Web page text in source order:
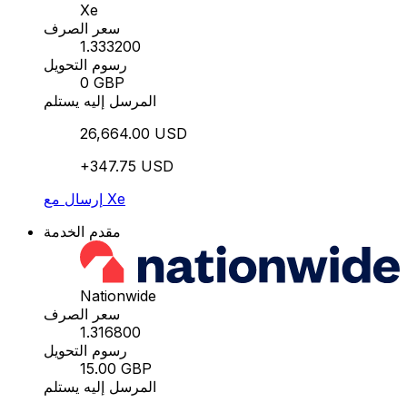
Xe
سعر الصرف
1.333200
رسوم التحويل
0 GBP
المرسل إليه يستلم
26,664.00 USD
+347.75 USD
إرسال مع Xe
مقدم الخدمة
Nationwide
سعر الصرف
1.316800
رسوم التحويل
15.00 GBP
المرسل إليه يستلم